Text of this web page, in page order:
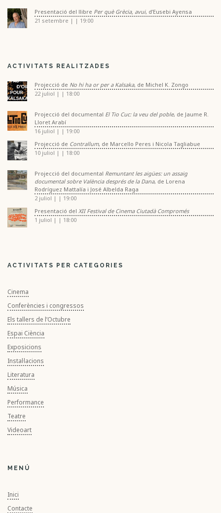
Presentació del llibre Per què Grècia, avui, d’Eusebi Ayensa
21 setembre | | 19:00
ACTIVITATS REALITZADES
Projecció de No hi ha or per a Kalsaka, de Michel K. Zongo
22 juliol | | 18:00
Projecció del documental El Tio Cuc: la veu del poble, de Jaume R.
Lloret Arabí
16 juliol | | 19:00
Projecció de Contrallum, de Marcello Peres i Nicola Tagliabue
10 juliol | | 18:00
Projecció del documental Remuntant les aigües: un assaig
documental sobre València després de la Dana, de Lorena
Rodríguez Mattalía i José Albelda Raga
2 juliol | | 19:00
Presentació del XII Festival de Cinema Ciutadà Compromés
1 juliol | | 18:00
ACTIVITATS PER CATEGORIES
Cinema
Conferències i congressos
Els tallers de l’Octubre
Espai Ciència
Exposicions
Instal·lacions
Literatura
Música
Performance
Teatre
Videoart
MENÚ
Inici
Contacte